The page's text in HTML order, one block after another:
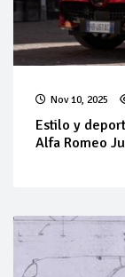
Nov 10, 2025
Estilo y
Alfa Romeo